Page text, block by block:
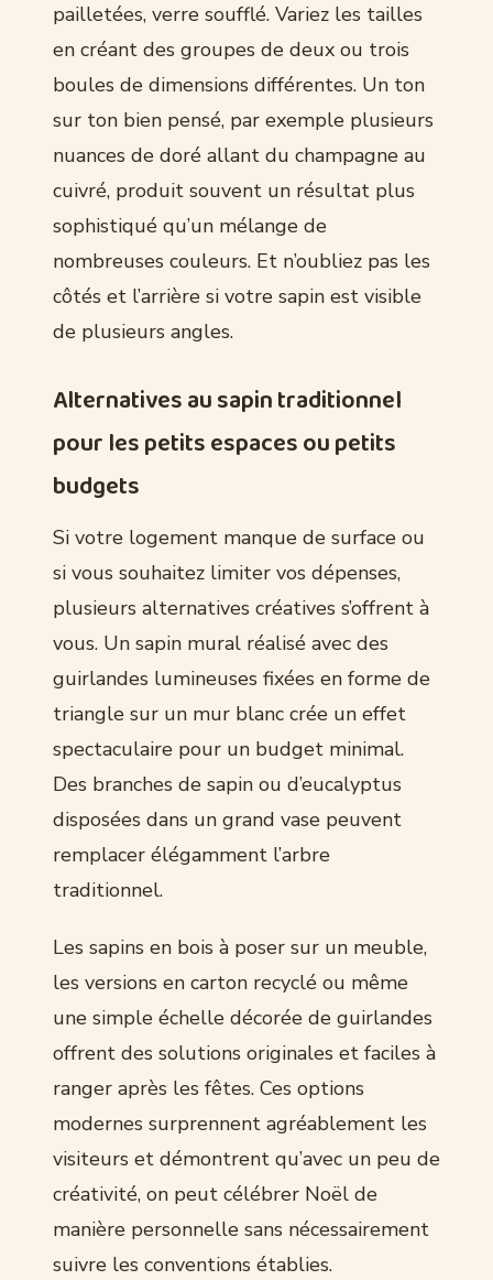
pailletées, verre soufflé. Variez les tailles
en créant des groupes de deux ou trois
boules de dimensions différentes. Un ton
sur ton bien pensé, par exemple plusieurs
nuances de doré allant du champagne au
cuivré, produit souvent un résultat plus
sophistiqué qu’un mélange de
nombreuses couleurs. Et n’oubliez pas les
côtés et l’arrière si votre sapin est visible
de plusieurs angles.
Alternatives au sapin traditionnel
pour les petits espaces ou petits
budgets
Si votre logement manque de surface ou
si vous souhaitez limiter vos dépenses,
plusieurs alternatives créatives s’offrent à
vous. Un sapin mural réalisé avec des
guirlandes lumineuses fixées en forme de
triangle sur un mur blanc crée un effet
spectaculaire pour un budget minimal.
Des branches de sapin ou d’eucalyptus
disposées dans un grand vase peuvent
remplacer élégamment l’arbre
traditionnel.
Les sapins en bois à poser sur un meuble,
les versions en carton recyclé ou même
une simple échelle décorée de guirlandes
offrent des solutions originales et faciles à
ranger après les fêtes. Ces options
modernes surprennent agréablement les
visiteurs et démontrent qu’avec un peu de
créativité, on peut célébrer Noël de
manière personnelle sans nécessairement
suivre les conventions établies.